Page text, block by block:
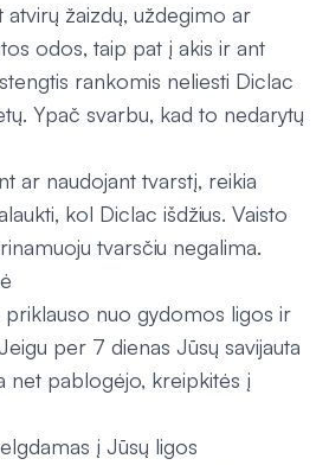
atvirų žaizdų, uždegimo ar
odos, taip pat į akis ir ant
rankomis neliesti Diclac
Ypač svarbu, kad to nedarytų
ar naudojant tvarstį, reikia
kol Diclac išdžius. Vaisto
tvarsčiu negalima.
nuo gydomos ligos ir
per 7 dienas Jūsų savijauta
net pablogėjo, kreipkitės į
į Jūsų ligos